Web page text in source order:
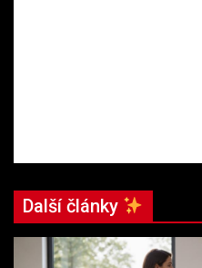
Další články